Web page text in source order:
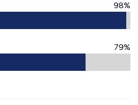
98%
79%